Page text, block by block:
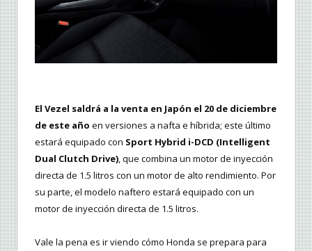
El Vezel saldrá a la venta en Japón el 20 de diciembre
de este año en versiones a nafta e híbrida; este último
estará equipado con Sport Hybrid i-DCD (Intelligent
Dual Clutch Drive) , que combina un motor de inyección
directa de 1.5 litros con un motor de alto rendimiento. Por
su parte, el modelo naftero estará equipado con un
motor de inyección directa de 1.5 litros.
Vale la pena es ir viendo cómo Honda se prepara para